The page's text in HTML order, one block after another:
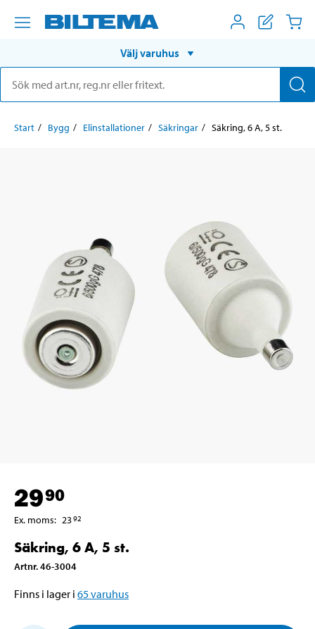
Välj varuhus
Start Bygg Elinstallationer Säkringar Säkring, 6 A, 5 st.
2990
Ex. moms: 2392
Säkring, 6 A, 5 st.
Artnr.46-3004
Finns i lager i 65varuhus